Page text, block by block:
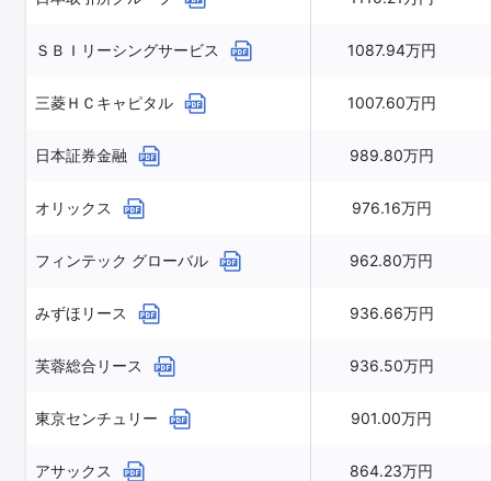
ＳＢＩリーシングサービス 1087.94万円
三菱ＨＣキャピタル 1007.60万円
日本証券金融 989.80万円
オリックス 976.16万円
フィンテック グローバル 962.80万円
みずほリース 936.66万円
芙蓉総合リース 936.50万円
東京センチュリー 901.00万円
アサックス 864.23万円